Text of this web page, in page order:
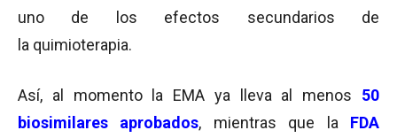
uno de los efectos secundarios de
la quimioterapia.
Así, al momento la EMA ya lleva al menos 50
biosimilares aprobados, mientras que la FDA